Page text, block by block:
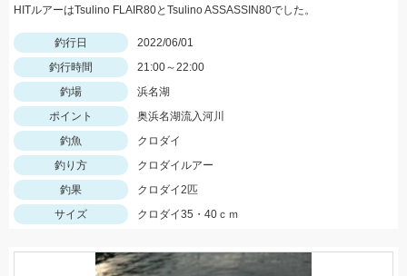
HITルアーはTsulino FLAIR80とTsulino ASSASSIN80でした。
釣行日
2022/06/01
釣行時間
21:00～22:00
釣場
浜名湖
ポイント
奥浜名湖流入河川
釣魚
クロダイ
釣り方
クロダイルアー
釣果
クロダイ2匹
サイズ
クロダイ35・40ｃｍ